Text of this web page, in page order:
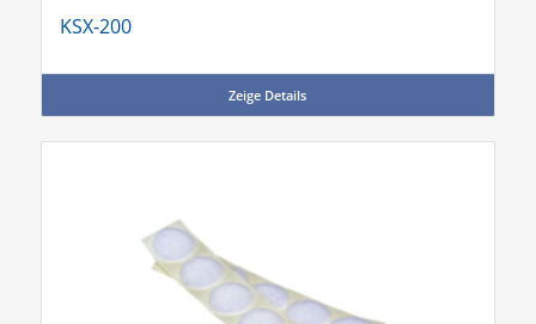
KSX-200
Zeige Details